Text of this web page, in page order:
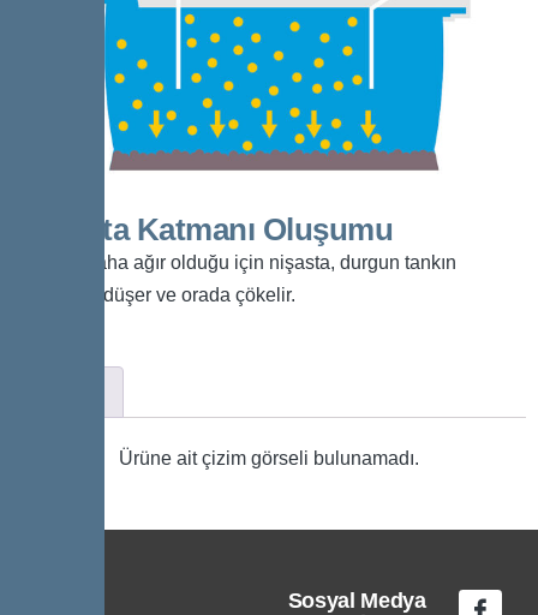
Nişasta Katmanı Oluşumu
Sudan daha ağır olduğu için nişasta, durgun tankın
tabanına düşer ve orada çökelir.
Ürüne ait çizim görseli bulunamadı.
Sosyal Medya